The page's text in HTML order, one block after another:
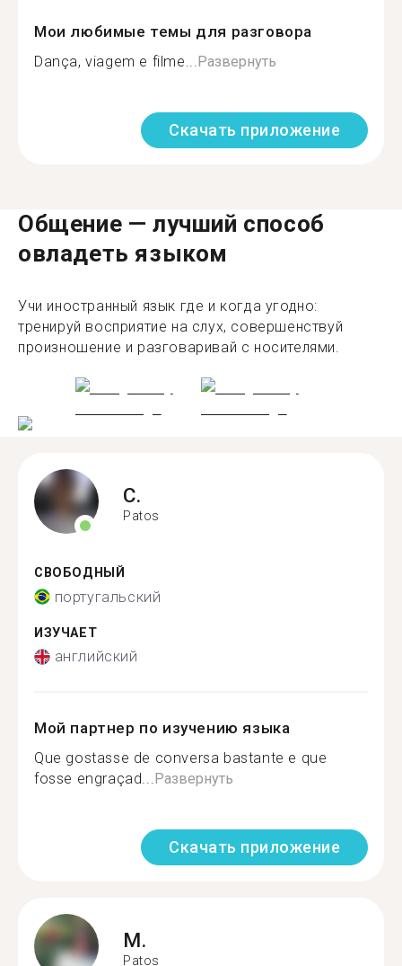
Мои любимые темы для разговора
Dança, viagem e filme... Развернуть
Скачать приложение
Общение — лучший способ
овладеть языком
Учи иностранный язык где и когда угодно:
тренируй восприятие на слух, совершенствуй
произношение и разговаривай с носителями.
C.
Patos
СВОБОДНЫЙ
португальский
ИЗУЧАЕТ
английский
Мой партнер по изучению языка
Que gostasse de conversa bastante e que
fosse engraçad...Развернуть
Скачать приложение
M.
Patos